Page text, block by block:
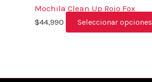
Mochila Clean Up Rojo Fox
$44,990 Seleccionar opciones